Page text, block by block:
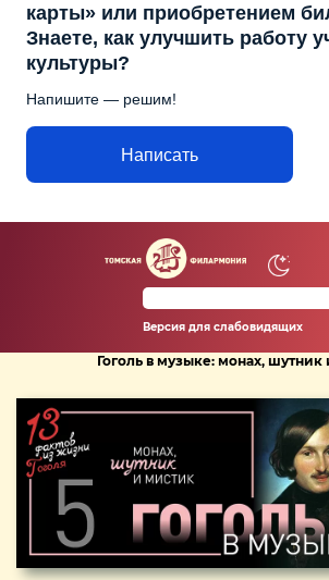
карты» или приобретением
Знаете, как улучшить работу
культуры?
Напишите — решим!
Написать
Версия для слабовидящих
Гоголь в музыке: монах, шутник